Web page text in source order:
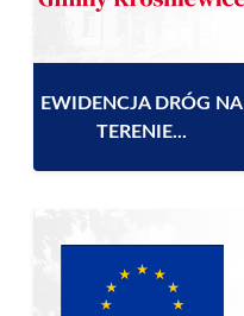
EWIDENCJA DRÓG NA
TERENIE...